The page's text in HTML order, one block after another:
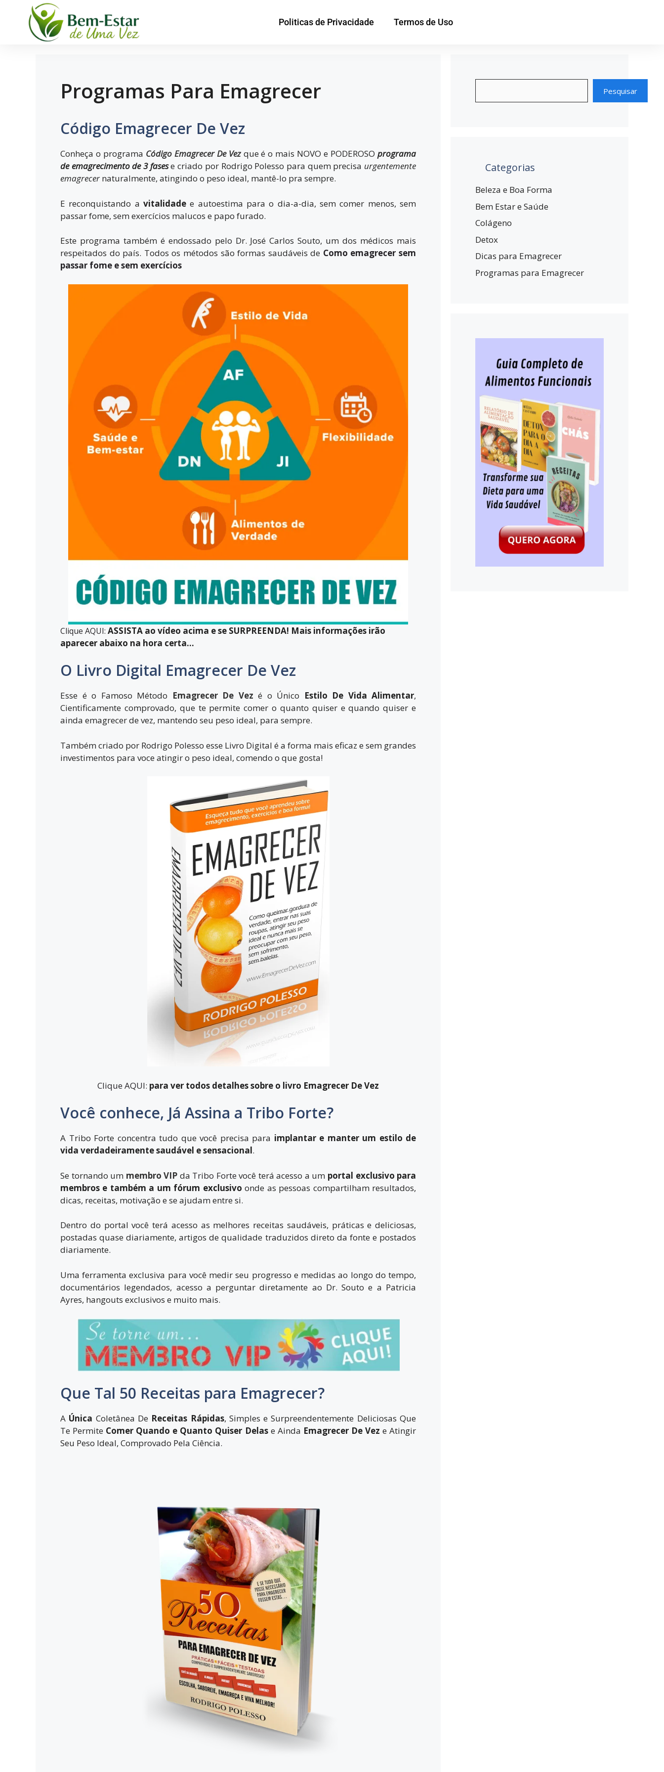
Politicas de Privacidade Termos de Uso
Programas Para Emagrecer
Código Emagrecer De Vez
Conheça o programa Código Emagrecer De Vez que é o mais NOVO e PODEROSOprograma
de emagrecimento de 3 fasese criado por Rodrigo Polesso para quem precisa urgentemente
emagrecernaturalmente, atingindo o peso ideal, mantê-lo pra sempre.
E reconquistando a vitalidadee autoestima para o dia-a-dia, sem comer menos, sem
passar fome, sem exercícios malucos e papo furado.
Este programa também é endossado pelo Dr. José Carlos Souto, um dos médicos mais
respeitados do país. Todos os métodos são formas saudáveis de Como emagrecer sem
passar fome e sem exercícios
Clique AQUI: ASSISTA ao vídeo acima e se SURPREENDA! Mais informações irão
aparecer abaixo na hora certa…
O Livro Digital Emagrecer De Vez
Esse é o Famoso Método Emagrecer De Vez é o Único Estilo De Vida Alimentar,
Cientificamente comprovado, que te permite comer o quanto quiser e quando quiser e
ainda emagrecer de vez, mantendo seu peso ideal, para sempre.
Também criado por Rodrigo Polesso esse Livro Digital é a forma mais eficaz e sem grandes
investimentos para voce atingir o peso ideal, comendo o que gosta!
Clique AQUI: para ver todos detalhes sobre o livro Emagrecer De Vez
Você conhece, Já Assina a Tribo Forte?
A Tribo Forte concentra tudo que você precisa para implantar e manter um estilo de
vida verdadeiramente saudável e sensacional.
Se tornando um membro VIP da Tribo Fortevocê terá acesso a um portal exclusivo para
membros e também a um fórum exclusivo onde as pessoas compartilham resultados,
dicas, receitas, motivação e se ajudam entre si.
Dentro do portal você terá acesso as melhores receitas saudáveis, práticas e deliciosas,
postadas quase diariamente, artigos de qualidade traduzidos direto da fonte e postados
diariamente.
Uma ferramenta exclusiva para você medir seu progresso e medidas ao longo do tempo,
documentários legendados, acesso a perguntar diretamente ao Dr. Souto e a Patricia
Ayres, hangouts exclusivos e muito mais.
Que Tal 50 Receitas para Emagrecer?
A Única Coletânea De Receitas Rápidas, Simples e Surpreendentemente Deliciosas Que
Te Permite Comer Quando e Quanto Quiser Delase Ainda Emagrecer De Vez e Atingir
Seu Peso Ideal, Comprovado Pela Ciência.
Pesquisar
Categorias
Beleza e Boa Forma
Bem Estar e Saúde
Colágeno
Detox
Dicas para Emagrecer
Programas para Emagrecer